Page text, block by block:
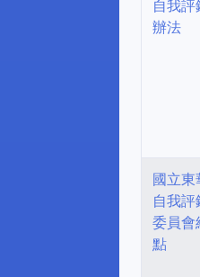
自我
辦法
國立東
自我
委員會
點